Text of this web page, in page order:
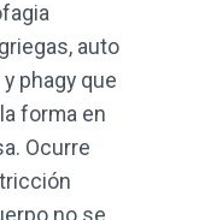
auto
phagy que
forma en
Ocurre
no se